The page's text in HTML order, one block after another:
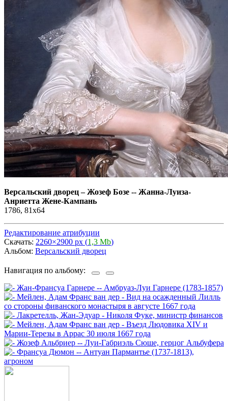
Версальский дворец–Жозеф Бозе -- Жанна-Луиза-
Анриетта Жене-Кампань
1786, 81х64
Редактирование атрибуции
Скачать: 2260×2900 px (1,3 Mb)
Альбом: Версальский дворец
Навигация по альбому: